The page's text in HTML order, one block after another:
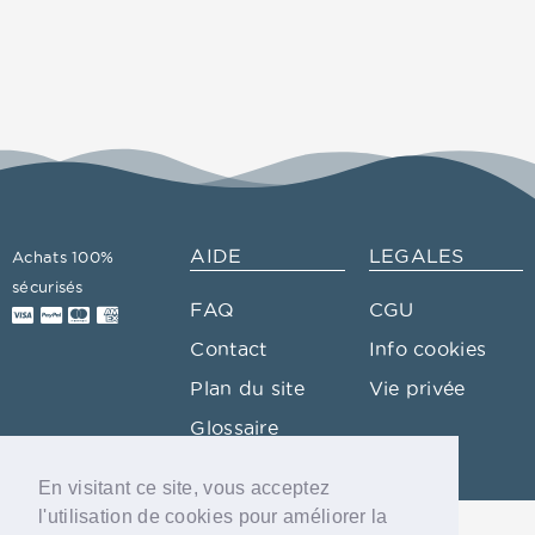
En visitant ce site, vous acceptez
l'utilisation de cookies pour améliorer la
Achats 100%
sécurisés
AIDE
FAQ
Contact
Plan du site
Glossaire
LEGALES
CGU
Info cookies
Vie privée